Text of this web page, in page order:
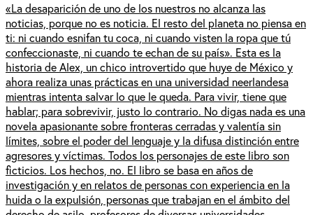
«La desaparición de uno de los nuestros no alcanza las
noticias, porque no es noticia. El resto del planeta no piensa en
ti: ni cuando esnifan tu coca, ni cuando visten la ropa que tú
confeccionaste, ni cuando te echan de su país». Esta es la
historia de Alex, un chico introvertido que huye de México y
ahora realiza unas prácticas en una universidad neerlandesa
mientras intenta salvar lo que le queda. Para vivir, tiene que
hablar; para sobrevivir, justo lo contrario. No digas nada es una
novela apasionante sobre fronteras cerradas y valentía sin
límites, sobre el poder del lenguaje y la difusa distinción entre
agresores y víctimas. Todos los personajes de este libro son
ficticios. Los hechos, no. El libro se basa en años de
investigación y en relatos de personas con experiencia en la
huida o la expulsión, personas que trabajan en el ámbito del